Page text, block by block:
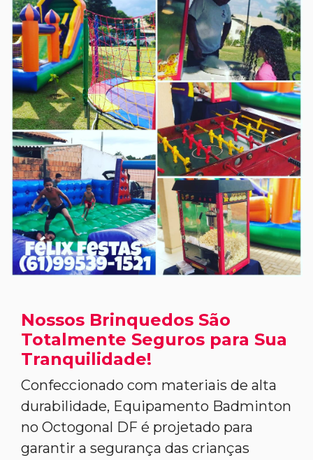
Nossos Brinquedos São
Totalmente Seguros para Sua
Tranquilidade!
Confeccionado com materiais de alta
durabilidade, Equipamento Badminton
no Octogonal DF é projetado para
garantir a segurança das crianças